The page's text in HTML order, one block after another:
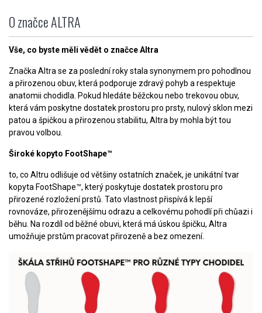
O značce ALTRA
Vše, co byste měli vědět o značce Altra
Značka Altra se za poslední roky stala synonymem pro pohodlnou
a přirozenou obuv, která podporuje zdravý pohyb a respektuje
anatomii chodidla. Pokud hledáte běžckou nebo trekovou obuv,
která vám poskytne dostatek prostoru pro prsty, nulový sklon mezi
patou a špičkou a přirozenou stabilitu, Altra by mohla být tou
pravou volbou.
Široké kopyto FootShape™
to, co Altru odlišuje od většiny ostatních značek, je unikátní tvar
kopyta FootShape™, který poskytuje dostatek prostoru pro
přirozené rozložení prstů. Tato vlastnost přispívá k lepší
rovnováze, přirozenějšímu odrazu a celkovému pohodlí při chůazi i
běhu. Na rozdíl od běžné obuvi, která má úskou špičku, Altra
umožňuje prstům pracovat přirozeně a bez omezení.